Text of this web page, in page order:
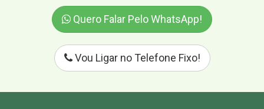
Quero Falar Pelo WhatsApp!
Vou Ligar no Telefone Fixo!